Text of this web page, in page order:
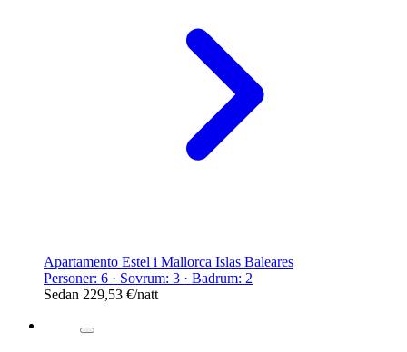
Apartamento Estel i Mallorca Islas Baleares
Personer: 6 · Sovrum: 3 · Badrum: 2
Sedan 229,53 €/natt